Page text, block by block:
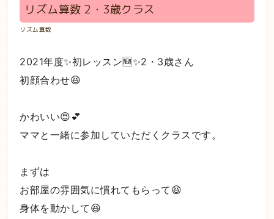
リズム算数 2・3歳クラス
リズム算数
2021年度✨初レッスン🆕✨2・3歳さん
初顔合わせ😆
かわいい😍💕
ママと一緒に参加していただくクラスです。
まずは
お部屋の雰囲気に慣れてもらって😆
身体を動かして😆